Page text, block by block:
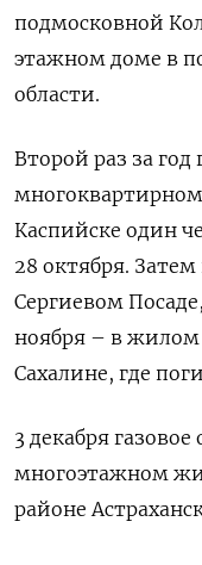
подмосковной
этажном доме в
области.
Второй раз за год
Каспийске один
28 октября.
Сергиевом
ноября – в жилом
Сахалине, где
3 декабря
многоэтажном
районе